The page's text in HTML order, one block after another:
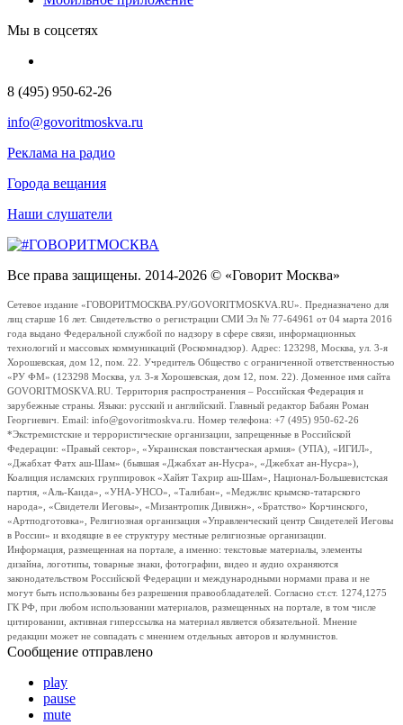
Мы в соцсетях
8 (495) 950-62-26
info@govoritmoskva.ru
Реклама на радио
Города вещания
Наши слушатели
Все права защищены. 2014-2026 © «Говорит Москва»
Сетевое издание «ГОВОРИТМОСКВА.РУ/GOVORITMOSKVA.RU». Предназначено для
лиц старше 16 лет. Свидетельство о регистрации СМИ Эл № 77-64961 от 04 марта 2016
года выдано Федеральной службой по надзору в сфере связи, информационных
технологий и массовых коммуникаций (Роскомнадзор). Адрес: 123298, Москва, ул. 3-я
Хорошевская, дом 12, пом. 22. Учредитель Общество с ограниченной ответственностью
«РУ ФМ» (123298 Москва, ул. 3-я Хорошевская, дом 12, пом. 22). Доменное имя сайта
GOVORITMOSKVA.RU. Территория распространения – Российская Федерация и
зарубежные страны. Языки: русский и английский. Главный редактор Бабаян Роман
Георгиевич. Email: info@govoritmoskva.ru. Номер телефона: +7 (495) 950-62-26
*Экстремистские и террористические организации, запрещенные в Российской
Федерации: «Правый сектор», «Украинская повстанческая армия» (УПА), «ИГИЛ»,
«Джабхат Фатх аш-Шам» (бывшая «Джабхат ан-Нусра», «Джебхат ан-Нусра»),
Коалиция исламских группировок «Хайят Тахрир аш-Шам», Национал-Большевистская
партия, «Аль-Каида», «УНА-УНСО», «Талибан», «Меджлис крымско-татарского
народа», «Свидетели Иеговы», «Мизантропик Дивижн», «Братство» Корчинского,
«Артподготовка», Религиозная организация «Управленческий центр Свидетелей Иеговы
в России» и входящие в ее структуру местные религиозные организации.
Информация, размещенная на портале, а именно: текстовые материалы, элементы
дизайна, логотипы, товарные знаки, фотографии, видео и аудио охраняются
законодательством Российской Федерации и международными нормами права и не
могут быть использованы без разрешения правообладателей. Согласно ст.ст. 1274,1275
ГК РФ, при любом использовании материалов, размещенных на портале, в том числе
цитировании, активная гиперссылка на материал является обязательной. Мнение
редакции может не совпадать с мнением отдельных авторов и колумнистов.
Сообщение отправлено
play
pause
mute